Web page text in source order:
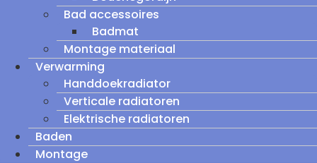
Bad accessoires
Badmat
Montage materiaal
Verwarming
Handdoekradiator
Verticale radiatoren
Elektrische radiatoren
Baden
Montage